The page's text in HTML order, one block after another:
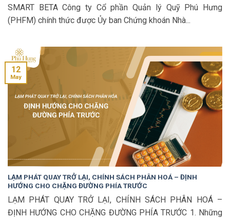
SMART BETA Công ty Cổ phần Quản lý Quỹ Phú Hưng
(PHFM) chính thức được Ủy ban Chứng khoán Nhà...
LẠM PHÁT QUAY TRỞ LẠI, CHÍNH SÁCH PHÂN HOÁ – ĐỊNH
HƯỚNG CHO CHẶNG ĐƯỜNG PHÍA TRƯỚC
LẠM PHÁT QUAY TRỞ LẠI, CHÍNH SÁCH PHÂN HOÁ –
ĐỊNH HƯỚNG CHO CHẶNG ĐƯỜNG PHÍA TRƯỚC 1. Những
12
May